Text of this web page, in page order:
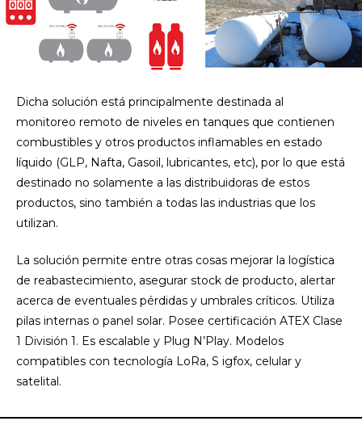
Dicha solución está principalmente destinada al
monitoreo remoto de niveles en tanques que contienen
combustibles y otros productos inflamables en estado
líquido (GLP, Nafta, Gasoil, lubricantes, etc), por lo que está
destinado no solamente a las distribuidoras de estos
productos, sino también a todas las industrias que los
utilizan.
La solución permite entre otras cosas mejorar la logística
de reabastecimiento, asegurar stock de producto, alertar
acerca de eventuales pérdidas y umbrales críticos. Utiliza
pilas internas o panel solar. Posee certificación ATEX Clase
1 División 1. Es escalable y Plug N’Play. Modelos
compatibles con tecnología LoRa, S igfox, celular y
satelital.